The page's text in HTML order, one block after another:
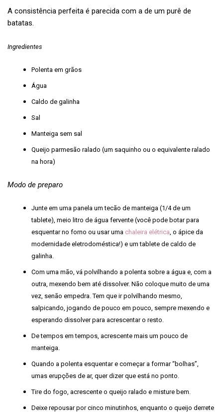
A consistência perfeita é parecida com a de um purê de
batatas.
Ingredientes
Polenta em grãos
Água
Caldo de galinha
Sal
Manteiga sem sal
Queijo parmesão ralado (um saquinho ou o equivalente ralado
na hora)
Modo de preparo
Junte em uma panela um tecão de manteiga (1/4 de um
tablete), meio litro de água fervente (você pode botar para
esquentar no forno ou usar uma chaleira elétrica, o ápice da
modernidade eletrodoméstica!) e um tablete de caldo de
galinha.
Com uma mão, vá polvilhando a polenta sobre a água e, com a
outra, mexendo bem até dissolver. Não coloque muito de uma
vez, senão empedra. Tem que ir polvilhando mesmo,
salpicando, jogando de pouco em pouco, sempre mexendo e
esperando dissolver para acrescentar o resto.
De tempos em tempos, acrescente mais um pouco de
manteiga.
Quando a polenta esquentar e começar a formar “bolhas”,
umas erupções de ar, quer dizer que está no ponto.
Tire do fogo, acrescente o queijo ralado e misture bem.
Deixe repousar por cinco minutinhos, enquanto o queijo derrete